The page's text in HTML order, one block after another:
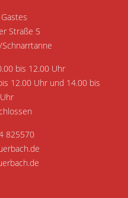
Straße 5
bis 12.00 Uhr
12.00 Uhr und 14.00 bis
825570